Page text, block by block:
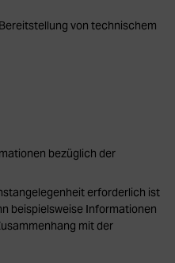
von technischem
bezüglich der
erforderlich ist
beispielsweise Informationen
mit der